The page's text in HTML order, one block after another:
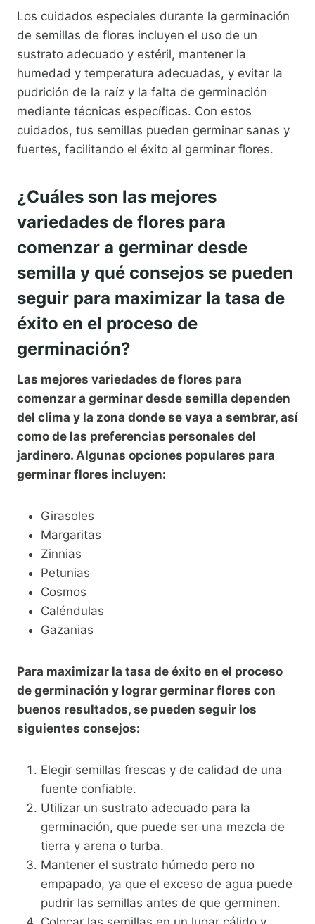
Los cuidados especiales durante la germinación
de semillas de flores incluyen el uso de un
sustrato adecuado y estéril, mantener la
humedad y temperatura adecuadas, y evitar la
pudrición de la raíz y la falta de germinación
mediante técnicas específicas. Con estos
cuidados, tus semillas pueden germinar sanas y
fuertes, facilitando el éxito al germinar flores.
¿Cuáles son las mejores
variedades de flores para
comenzar a germinar desde
semilla y qué consejos se pueden
seguir para maximizar la tasa de
éxito en el proceso de
germinación?
Las mejores variedades de flores para
comenzar a germinar desde semilla dependen
del clima y la zona donde se vaya a sembrar, así
como de las preferencias personales del
jardinero. Algunas opciones populares para
germinar flores incluyen:
Girasoles
Margaritas
Zinnias
Petunias
Cosmos
Caléndulas
Gazanias
Para maximizar la tasa de éxito en el proceso
de germinación y lograr germinar flores con
buenos resultados, se pueden seguir los
siguientes consejos:
Elegir semillas frescas y de calidad de una
fuente confiable.
Utilizar un sustrato adecuado para la
germinación, que puede ser una mezcla de
tierra y arena o turba.
Mantener el sustrato húmedo pero no
empapado, ya que el exceso de agua puede
pudrir las semillas antes de que germinen.